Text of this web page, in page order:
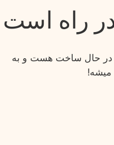
راه است
در حال ساخت هست و به
میشه!